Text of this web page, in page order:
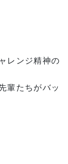
レンジ精神の
輩たちがバッ